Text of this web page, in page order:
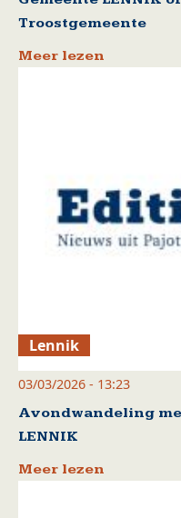
Troostgemeente
Meer lezen
Lennik
03/03/2026 - 13:23
Avondwandeling
LENNIK
Meer lezen